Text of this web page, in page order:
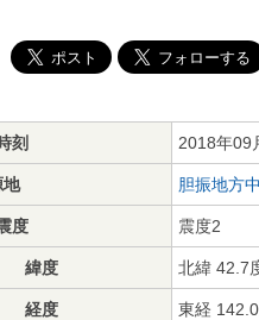
刻 2018年09
地 胆振地方
度 震度2
緯度 北緯 42.7
経度 東経